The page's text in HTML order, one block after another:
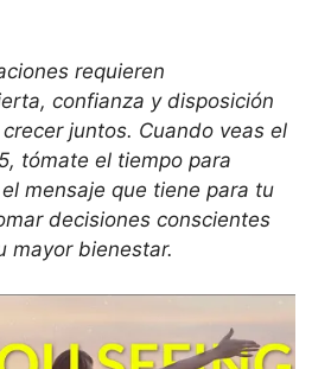
requieren
confianza y disposición
juntos. Cuando veas el
tómate el tiempo para
mensaje que tiene para tu
decisiones conscientes
mayor bienestar.